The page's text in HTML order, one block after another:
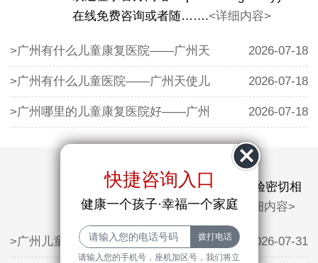
在线免费咨询或者随…….<详细内容>
>广州有什么儿童康复医院——广州天 2026-07-18
>广州有什么儿童医院——广州天使儿 2026-07-18
>广州哪里的儿童康复医院好——广州 2026-07-18
抽动症的治疗效果与医生的临床经验密切相
关。广州天使儿童医院的…….<详细内容>
>广州儿童生长发育方面哪家医院好— 2026-07-31
快捷咨询入口
健康一个孩子·幸福一个家庭
请输入您的手机号，座机加区号，我们将立